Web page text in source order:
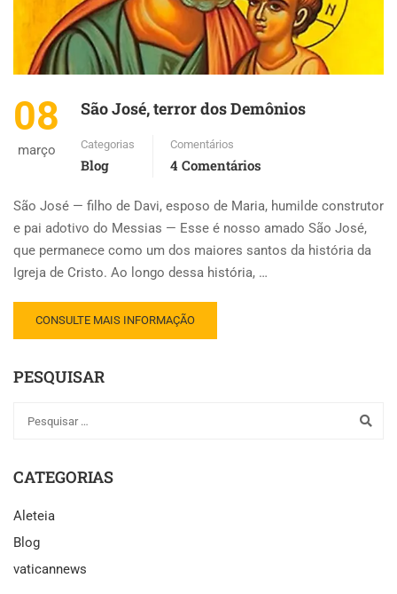
08
março
São José, terror dos Demônios
Categorias
Blog
Comentários
4 Comentários
São José — filho de Davi, esposo de Maria, humilde construtor
e pai adotivo do Messias — Esse é nosso amado São José,
que permanece como um dos maiores santos da história da
Igreja de Cristo. Ao longo dessa história, …
CONSULTE MAIS INFORMAÇÃO
PESQUISAR
CATEGORIAS
Aleteia
Blog
vaticannews